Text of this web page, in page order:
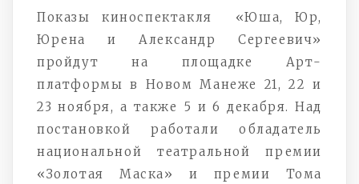
Показы киноспектакля «Юша, Юр,
Юрена и Александр Сергеевич»
пройдут на площадке Арт-
платформы в Новом Манеже 21, 22 и
23 ноября, а также 5 и 6 декабря. Над
постановкой работали обладатель
национальной театральной премии
«Золотая Маска» и премии Тома